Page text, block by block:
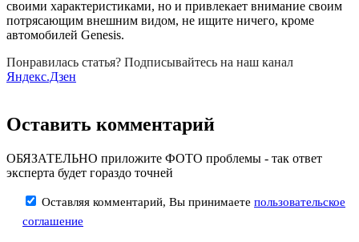
своими характеристиками, но и привлекает внимание своим
потрясающим внешним видом, не ищите ничего, кроме
автомобилей Genesis.
Понравилась статья? Подписывайтесь на наш канал
Яндекс.Дзен
Оставить комментарий
ОБЯЗАТЕЛЬНО приложите ФОТО проблемы - так ответ
эксперта будет гораздо точней
Оставляя комментарий, Вы принимаете пользовательское
соглашение